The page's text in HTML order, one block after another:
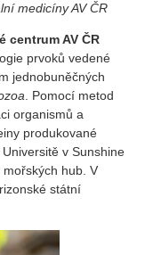
medicíny AV ČR
centrum AV ČR
prvoků vedené
jednobuněčných
. Pomocí metod
organismů a
produkované
v Sunshine
hub. V
státní